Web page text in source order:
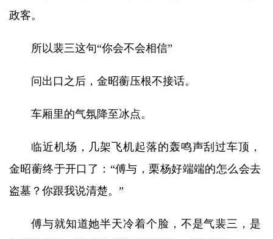
政客。
所以裴三这句“你会不会相信”
问出口之后，金昭蘅压根不接话。
车厢里的气氛降至冰点。
临近机场，几架飞机起落的轰鸣声刮过车顶，
金昭蘅终于开口了：“傅与，栗杨好端端的怎么会去
盗墓？你跟我说清楚。”
傅与就知道她半天冷着个脸，不是气裴三，是